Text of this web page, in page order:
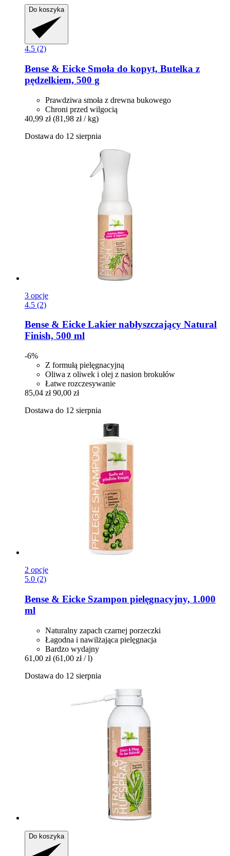
Do koszyka
4.5 (2)
Bense & Eicke Smoła do kopyt, Butelka z
pędzelkiem, 500 g
Prawdziwa smoła z drewna bukowego
Chroni przed wilgocią
40,99 zł (81,98 zł / kg)
Dostawa do 12 sierpnia
3 opcje
4.5 (2)
Bense & Eicke Lakier nabłyszczający Natural
Finish, 500 ml
-6%
Z formułą pielęgnacyjną
Oliwa z oliwek i olej z nasion brokułów
Łatwe rozczesywanie
85,04 zł 90,00 zł
Dostawa do 12 sierpnia
2 opcje
5.0 (2)
Bense & Eicke Szampon pielęgnacyjny, 1.000
ml
Naturalny zapach czarnej porzeczki
Łagodna i nawilżająca pielęgnacja
Bardzo wydajny
61,00 zł (61,00 zł / l)
Dostawa do 12 sierpnia
Do koszyka